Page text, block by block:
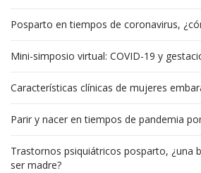
Posparto en tiempos de coronavirus,
Mini-simposio virtual: COVID-19 y
Características clínicas de mujeres
Parir y nacer en tiempos de pandemia
Trastornos psiquiátricos posparto, ¿una
ser madre?